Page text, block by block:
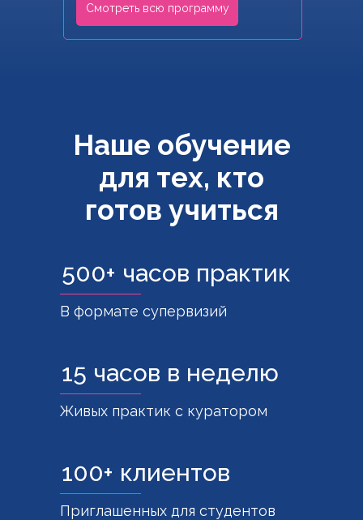
Смотреть всю программу
Наше обучение
для тех, кто
готов учиться
В формате супервизий
500+ часов практик
Живых практик с куратором
15 часов в неделю
Приглашенных для студентов
100+ клиентов